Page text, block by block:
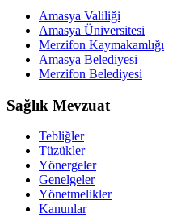
Amasya Valiliği
Amasya Üniversitesi
Merzifon Kaymakamlığı
Amasya Belediyesi
Merzifon Belediyesi
Sağlık Mevzuat
Tebliğler
Tüzükler
Yönergeler
Genelgeler
Yönetmelikler
Kanunlar